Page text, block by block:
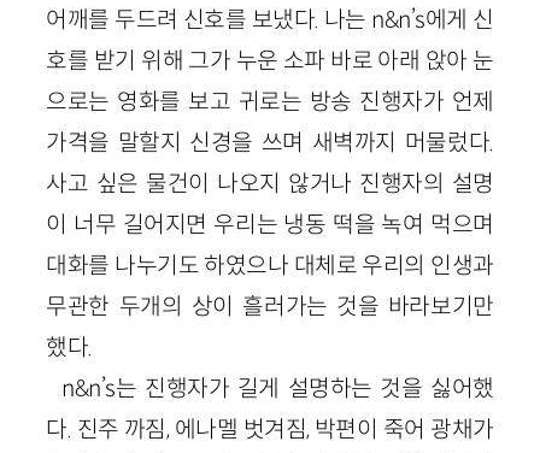
어깨를 두드려 신호를 보냈다. 나는 n&n’s에게 신
호를 받기 위해 그가 누운 소파 바로 아래 앉아 눈
으로는 영화를 보고 귀로는 방송 진행자가 언제
가격을 말할지 신경을 쓰며 새벽까지 머물렀다.
사고 싶은 물건이 나오지 않거나 진행자의 설명
이 너무 길어지면 우리는 냉동 떡을 녹여 먹으며
대화를 나누기도 하였으나 대체로 우리의 인생과
무관한 두개의 상이 흘러가는 것을 바라보기만
했다.
n&n’s는 진행자가 길게 설명하는 것을 싫어했
다. 진주 까짐, 에나멜 벗겨짐, 박편이 죽어 광채가